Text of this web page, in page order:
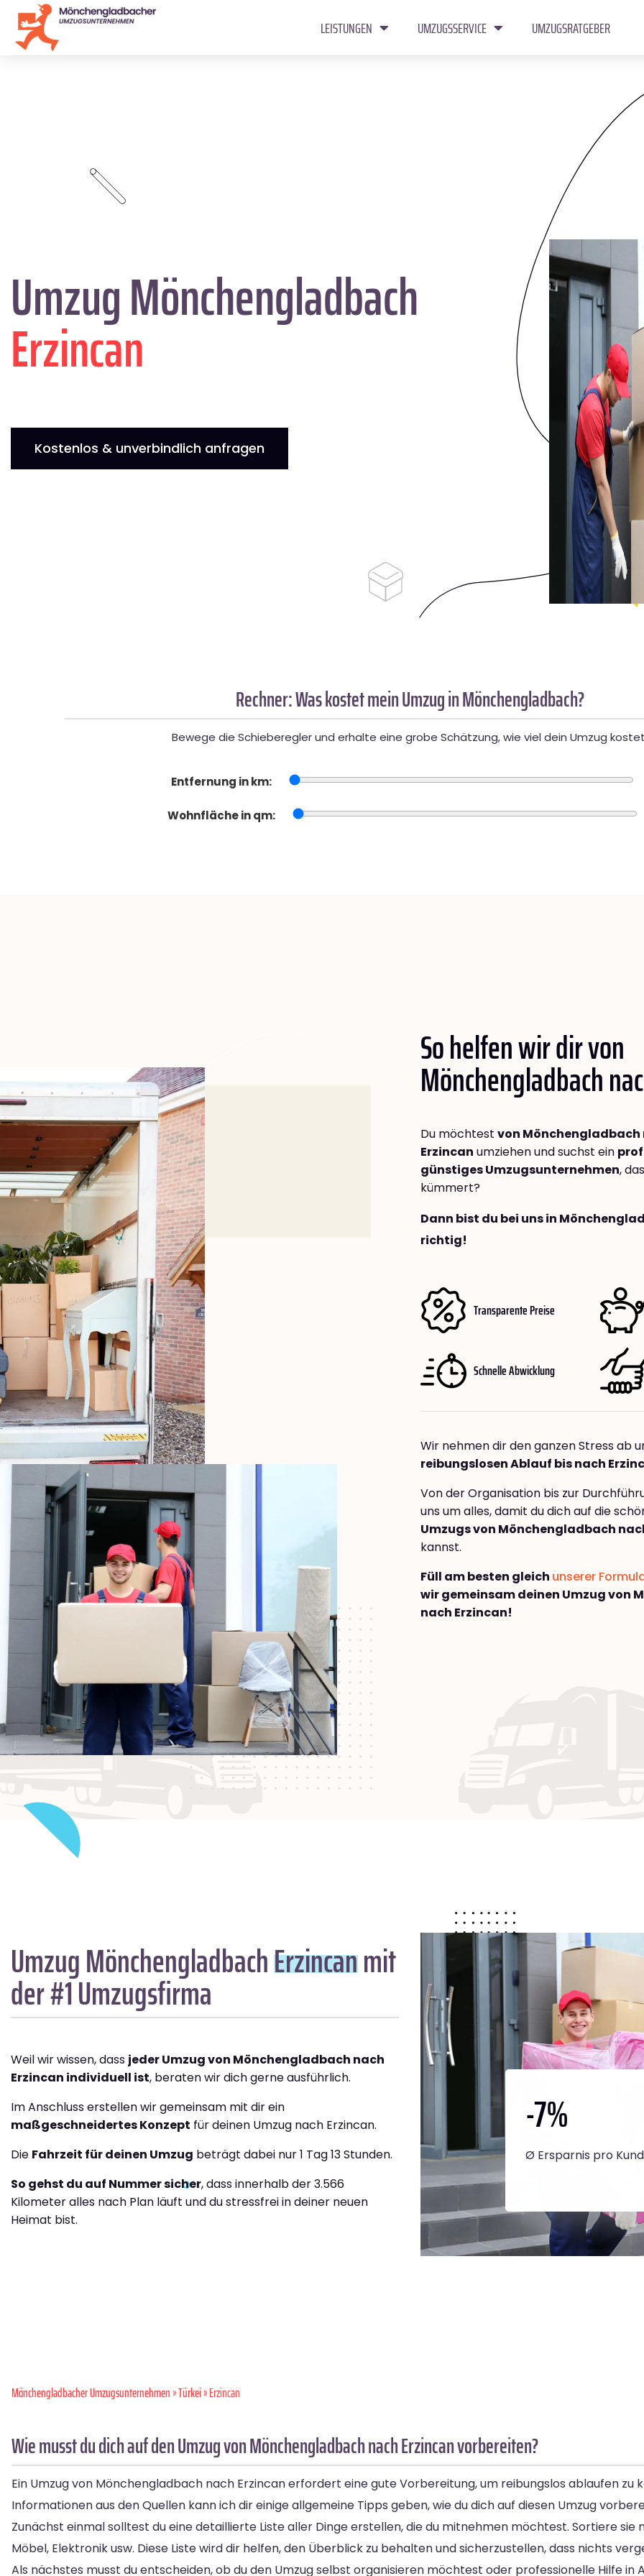
LEISTUNGEN UMZUGSSERVICE UMZUGSRATGEBER
Umzug Mönchengladbach
Erzincan
Kostenlos & unverbindlich anfragen
Rechner: Was kostet mein Umzug in Mönchengladbach?
Bewege die Schieberegler und erhalte eine grobe Schätzung, wie viel dein Umzug
Entfernung in km:
Wohnfläche in qm:
So helfen wir dir von
Mönchengladbach
Du möchtest von Mönchengladbach
Erzincan umziehen und suchst ein
günstiges Umzugsunternehmen,
kümmert?
Dann bist du bei uns in
richtig!
Transparente Preise
Schnelle Abwicklung
Wir nehmen dir den ganzen Stress ab
reibungslosen Ablauf bis nach
Von der Organisation bis zur
uns um alles, damit du dich auf die
Umzugs von Mönchengladbach
kannst.
Füll am besten gleich unserer
wir gemeinsam deinen Umzug von
nach Erzincan!
Umzug MönchengladbachErzincanmit
der #1 Umzugsfirma
Weil wir wissen, dass jeder Umzug von Mönchengladbach nach
Erzincan individuell ist, beraten wir dich gerne ausführlich.
Im Anschluss erstellen wir gemeinsam mit dir ein
maßgeschneidertes Konzept für deinen Umzug nach Erzincan.
Die Fahrzeit für deinen Umzug beträgt dabei nur 1 Tag 13 Stunden.
So gehst du auf Nummer sicher, dass innerhalb der 3.566
Kilometer alles nach Plan läuft und du stressfrei in deiner neuen
Heimat bist.
-7%
Ø Ersparnis pro
Mönchen­gladbacher Umzugsunternehmen»Türkei» Erzincan
Wie musst du dich auf den Umzug von Mönchengladbach nach Erzincan vorbereiten?
Ein Umzug von Mönchengladbach nach Erzincan erfordert eine gute Vorbereitung, um reibungslos ablaufen zu
Informationen aus den Quellen kann ich dir einige allgemeine Tipps geben, wie du dich auf diesen Umzug
Zunächst einmal solltest du eine detaillierte Liste aller Dinge erstellen, die du mitnehmen möchtest. Sortiere sie
Möbel, Elektronik usw. Diese Liste wird dir helfen, den Überblick zu behalten und sicherzustellen, dass nichts
Als nächstes musst du entscheiden, ob du den Umzug selbst organisieren möchtest oder professionelle Hilfe